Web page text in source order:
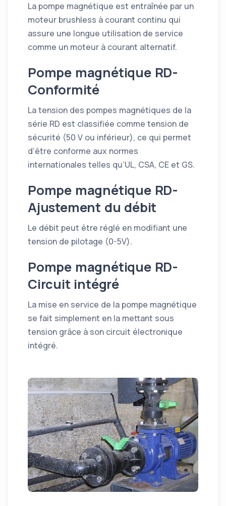
La pompe magnétique est entraînée par un
moteur brushless à courant continu qui
assure une longue utilisation de service
comme un moteur à courant alternatif.
Pompe magnétique RD-
Conformité
La tension des pompes magnétiques de la
série RD est classifiée comme tension de
sécurité (50 V ou inférieur), ce qui permet
d’être conforme aux normes
internationales telles qu’UL, CSA, CE et GS.
Pompe magnétique RD-
Ajustement du débit
Le débit peut être réglé en modifiant une
tension de pilotage (0-5V).
Pompe magnétique RD-
Circuit intégré
La mise en service de la pompe magnétique
se fait simplement en la mettant sous
tension grâce à son circuit électronique
intégré.